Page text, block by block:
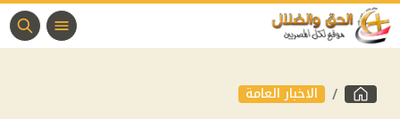
الاخبار العامة